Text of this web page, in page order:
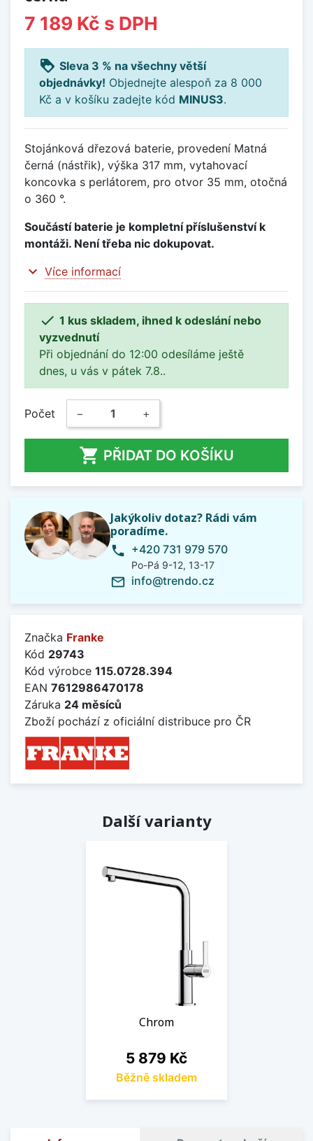
7 189 Kč s DPH
loyalty Sleva 3 % na všechny větší
objednávky! Objednejte alespoň za 8 000
Kč a v košíku zadejte kód MINUS3.
Stojánková dřezová baterie, provedení Matná
černá (nástřik), výška 317 mm, vytahovací
koncovka s perlátorem, pro otvor 35 mm, otočná
o 360 °.
Součástí baterie je kompletní příslušenství k
montáži. Není třeba nic dokupovat.
expand_more Více informací
 1 kus skladem, ihned k odeslání nebo
vyzvednutí
Při objednání do 12:00 odesíláme ještě
dnes, u vás v pátek 7.8..
Počet − +
 PŘIDAT DO KOŠÍKU
Jakýkoliv dotaz? Rádi vám
poradíme.
phone +420 731 979 570
Po-Pá 9-12, 13-17
mail_outline info@trendo.cz
Značka Franke
Kód 29743
Kód výrobce 115.0728.394
EAN 7612986470178
Záruka 24 měsíců
Zboží pochází z oficiální distribuce pro ČR
Další varianty
Chrom
Cena
5 879 Kč
Běžně skladem